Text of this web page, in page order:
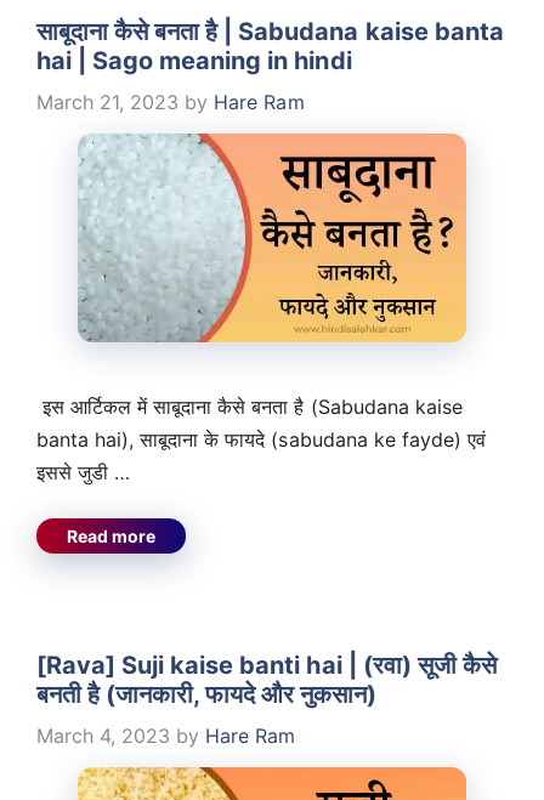
साबूदाना कैसे बनता है | Sabudana kaise banta
hai | Sago meaning in hindi
March 21, 2023 by Hare Ram
इस आर्टिकल में साबूदाना कैसे बनता है (Sabudana kaise
banta hai), साबूदाना के फायदे (sabudana ke fayde) एवं
इससे जुडी …
Read more
[Rava] Suji kaise banti hai | (रवा) सूजी कैसे
बनती है (जानकारी, फायदे और नुकसान)
March 4, 2023 by Hare Ram